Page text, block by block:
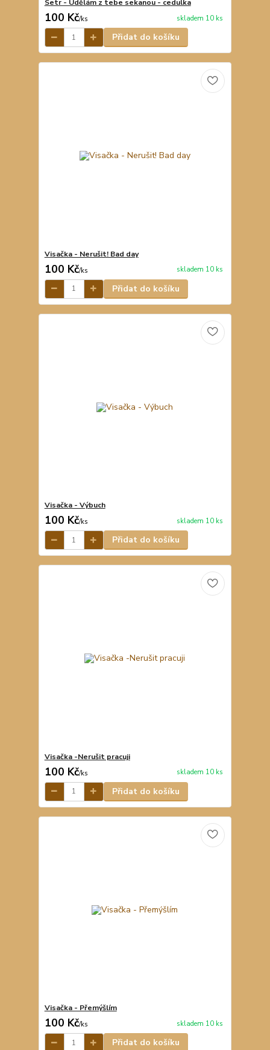
Setr - Udělám z tebe sekanou - cedulka
100 Kč/ks skladem 10 ks
Přidat do košíku
Visačka - Nerušit! Bad day
100 Kč/ks skladem 10 ks
Přidat do košíku
Visačka - Výbuch
100 Kč/ks skladem 10 ks
Přidat do košíku
Visačka -Nerušit pracuji
100 Kč/ks skladem 10 ks
Přidat do košíku
Visačka - Přemýšlím
100 Kč/ks skladem 10 ks
Přidat do košíku